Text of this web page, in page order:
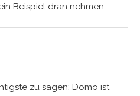
Beispiel dran nehmen.
zu sagen: Domo ist